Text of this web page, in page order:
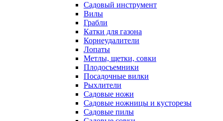
Садовый инструмент
Вилы
Грабли
Катки для газона
Корнеудалители
Лопаты
Метлы, щетки, совки
Плодосъемники
Посадочные вилки
Рыхлители
Садовые ножи
Садовые ножницы и кусторезы
Садовые пилы